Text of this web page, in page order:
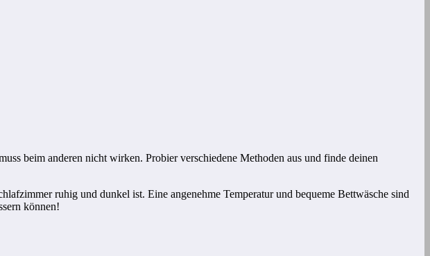
beim anderen nicht wirken. Probier verschiedene Methoden aus und finde deinen
ruhig und dunkel ist. Eine angenehme Temperatur und bequeme Bettwäsche sind
können!